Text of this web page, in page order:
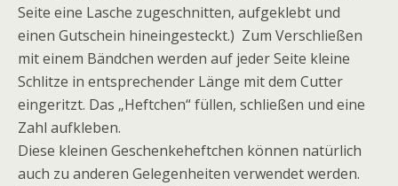
Seite eine Lasche zugeschnitten, aufgeklebt und
einen Gutschein hineingesteckt.) Zum Verschließen
mit einem Bändchen werden auf jeder Seite kleine
Schlitze in entsprechender Länge mit dem Cutter
eingeritzt. Das „Heftchen“ füllen, schließen und eine
Zahl aufkleben.
Diese kleinen Geschenkeheftchen können natürlich
auch zu anderen Gelegenheiten verwendet werden.